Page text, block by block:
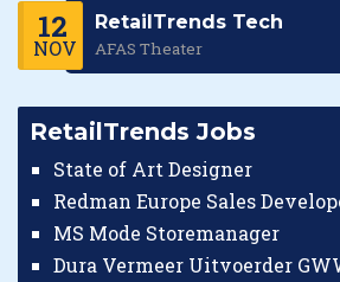
12
NOV
RetailTrends Tech
AFAS Theater
RetailTrends Jobs
State of Art Designer
Redman Europe Sales
MS Mode Storemanager
Dura Vermeer Uitvoerder